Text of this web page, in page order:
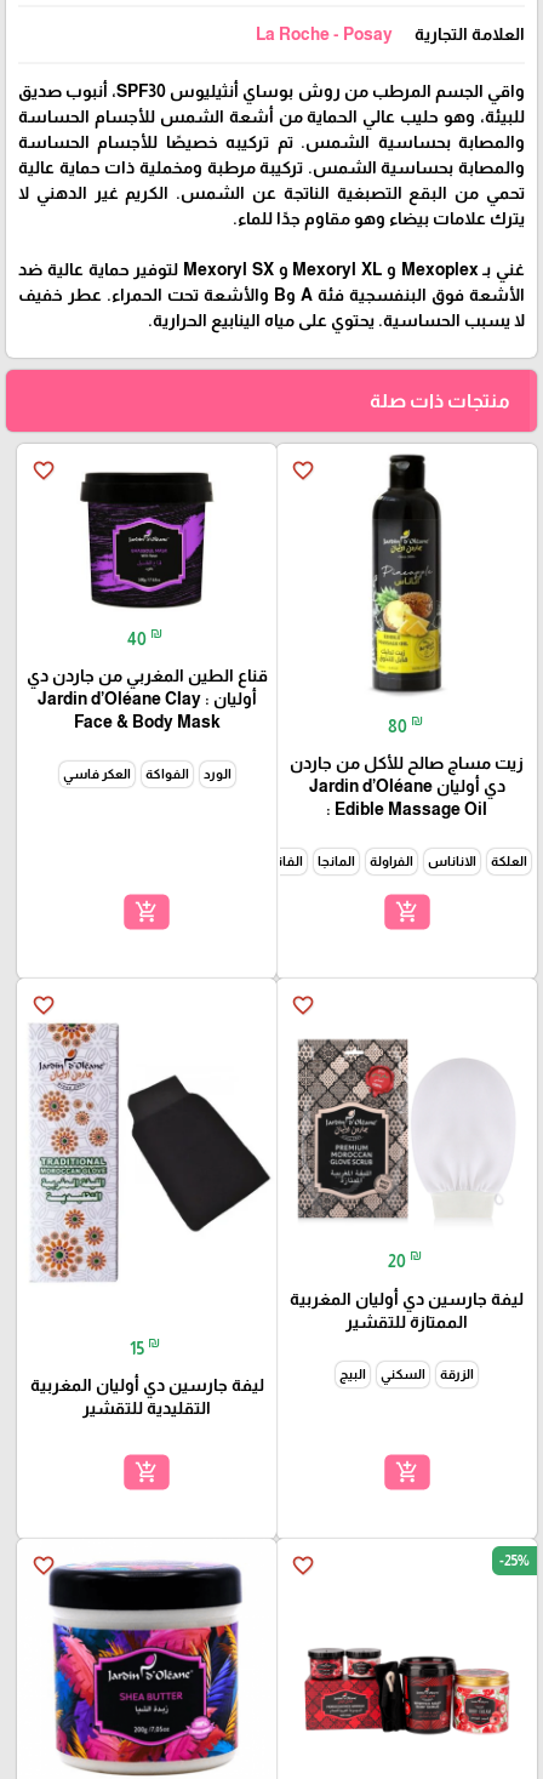
العلامة التجارية La Roche - Posay
واقي الجسم المرطب من روش بوساي أنثيليوس SPF30، أنبوب صديق
للبيئة، وهو حليب عالي الحماية من أشعة الشمس للأجسام الحساسة
والمصابة بحساسية الشمس. تم تركيبه خصيصًا للأجسام الحساسة
والمصابة بحساسية الشمس. تركيبة مرطبة ومخملية ذات حماية عالية
تحمي من البقع التصبغية الناتجة عن الشمس. الكريم غير الدهني لا
يترك علامات بيضاء وهو مقاوم جدًا للماء.
غني بـ Mexoplex و Mexoryl XL و Mexoryl SX لتوفير حماية عالية ضد
الأشعة فوق البنفسجية فئة A وB والأشعة تحت الحمراء. عطر خفيف
لا يسبب الحساسية. يحتوي على مياه الينابيع الحرارية.
منتجات ذات صلة
favorite_border
80 ₪
زيت مساج صالح للأكل من جاردن
دي أوليان Jardin d’Oléane
Edible Massage Oil :
العلكة الاناناس الفراولة المانجا الفانيلا
add_shopping_cart
favorite_border
40 ₪
قناع الطين المغربي من جاردن دي
أوليان : Jardin d’Oléane Clay
Face & Body Mask
الورد الفواكة العكر فاسي
add_shopping_cart
favorite_border
20 ₪
ليفة جارسين دي أوليان المغربية
الممتازة للتقشير
الزرقة السكني البيج
add_shopping_cart
favorite_border
15 ₪
ليفة جارسين دي أوليان المغربية
التقليدية للتقشير
add_shopping_cart
favorite_border -25%
favorite_border